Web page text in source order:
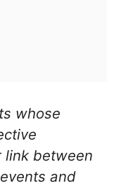
whose
link between
and